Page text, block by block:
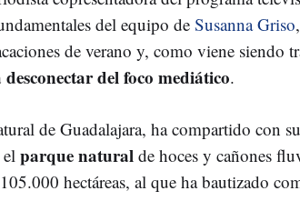
del equipo de Susanna Griso
de verano y, como viene siendo
del foco mediático.
de Guadalajara, ha compartido con
parque natural de hoces y cañones
hectáreas, al que ha bautizado